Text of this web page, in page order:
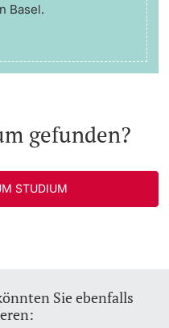
Basel.
gefunden?
STUDIUM
Sie ebenfalls